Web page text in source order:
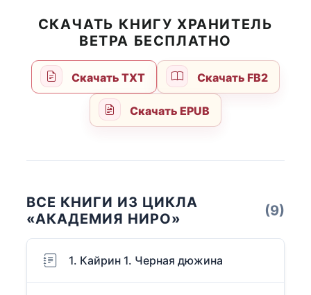
СКАЧАТЬ КНИГУ ХРАНИТЕЛЬ
ВЕТРА БЕСПЛАТНО
Скачать TXT Скачать FB2
Скачать EPUB
ВСЕ КНИГИ ИЗ ЦИКЛА
«АКАДЕМИЯ НИРО»
(9)
1. Кайрин 1. Черная дюжина